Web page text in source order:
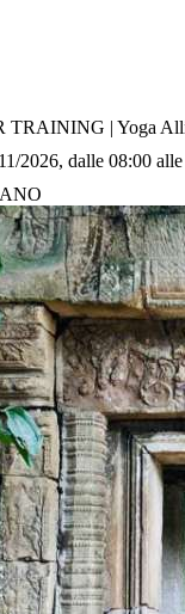
TRAINING | Yoga
2026, dalle 08:00